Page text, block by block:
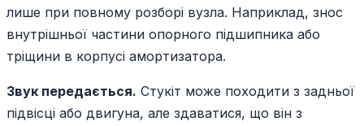
лише при повному розборі вузла. Наприклад, знос
внутрішньої частини опорного підшипника або
тріщини в корпусі амортизатора.
Звук передається. Стукіт може походити з задньої
підвісці або двигуна, але здаватися, що він з